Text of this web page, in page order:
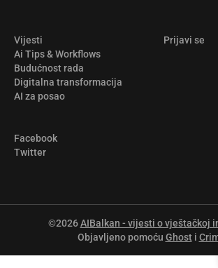
Vijesti
Ai Tips & Workflows
Budućnost rada
Digitalna transformacija
AI za posao
Prijavi se
Facebook
Twitter
©2026AIBalkan - vijesti o vještačkoj
Objavljeno pomoću Ghosti